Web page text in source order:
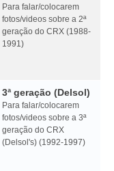
Para falar/colocarem
fotos/videos sobre a 2ª
geração do CRX (1988-
1991)
3ª geração (Delsol)
Para falar/colocarem
fotos/videos sobre a 3ª
geração do CRX
(Delsol's) (1992-1997)